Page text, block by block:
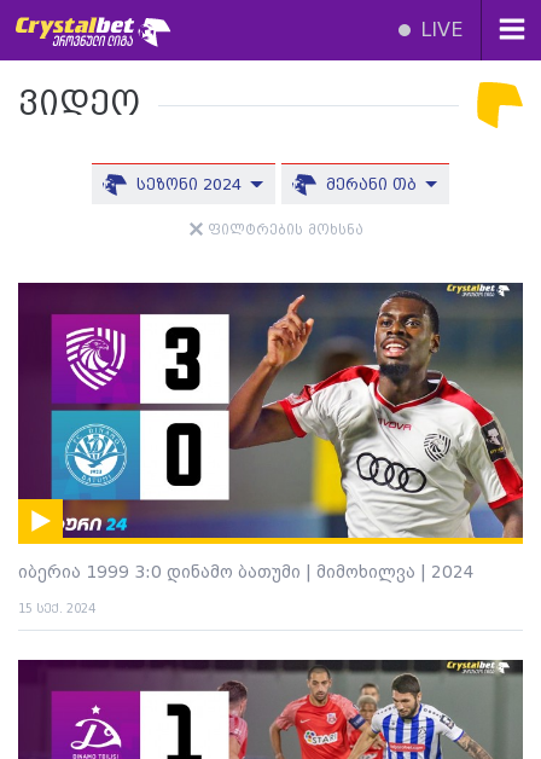
LIVE
ვიდეო
სეზონი 2024 მერანი თბ
ფილტრების მოხსნა
იბერია 1999 3:0 დინამო ბათუმი | მიმოხილვა | 2024
15 სექ. 2024